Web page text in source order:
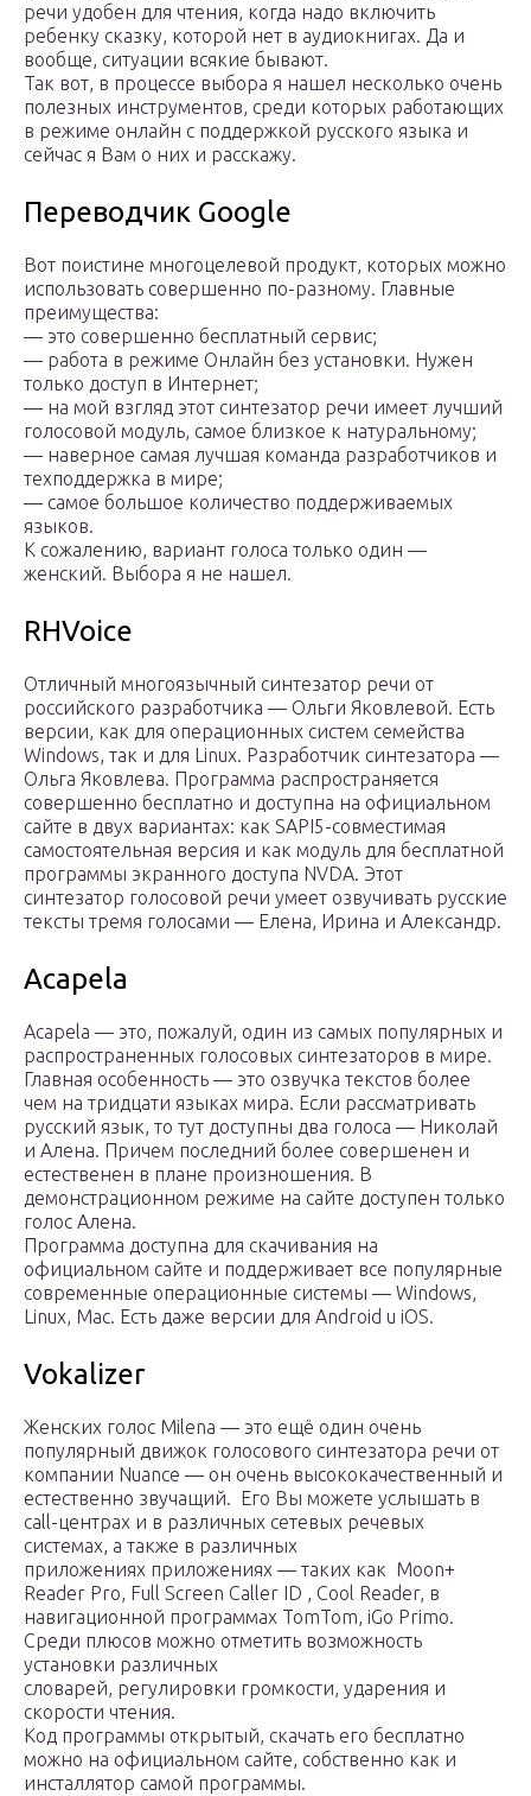
речи удобен для чтения, когда надо включить
ребенку сказку, которой нет в аудиокнигах. Да и
вообще, ситуации всякие бывают.
Так вот, в процессе выбора я нашел несколько очень
полезных инструментов, среди которых работающих
в режиме онлайн с поддержкой русского языка и
сейчас я Вам о них и расскажу.
Переводчик Google
Вот поистине многоцелевой продукт, которых можно
использовать совершенно по-разному. Главные
преимущества:
— это совершенно бесплатный сервис;
— работа в режиме Онлайн без установки. Нужен
только доступ в Интернет;
— на мой взгляд этот синтезатор речи имеет лучший
голосовой модуль, самое близкое к натуральному;
— наверное самая лучшая команда разработчиков и
техподдержка в мире;
— самое большое количество поддерживаемых
языков.
К сожалению, вариант голоса только один —
женский. Выбора я не нашел.
RHVoice
Отличный многоязычный синтезатор речи от
российского разработчика — Ольги Яковлевой. Есть
версии, как для операционных систем семейства
Windows, так и для Linux. Разработчик синтезатора —
Ольга Яковлева. Программа распространяется
совершенно бесплатно и доступна на официальном
сайте в двух вариантах: как SAPI5-совместимая
самостоятельная версия и как модуль для бесплатной
программы экранного доступа NVDA. Этот
синтезатор голосовой речи умеет озвучивать русские
тексты тремя голосами — Елена, Ирина и Александр.
Acapela
Acapela — это, пожалуй, один из самых популярных и
распространенных голосовых синтезаторов в мире.
Главная особенность — это озвучка текстов более
чем на тридцати языках мира. Если рассматривать
русский язык, то тут доступны два голоса — Николай
и Алена. Причем последний более совершенен и
естественен в плане произношения. В
демонстрационном режиме на сайте доступен только
голос Алена.
Программа доступна для скачивания на
официальном сайте и поддерживает все популярные
современные операционные системы — Windows,
Linux, Mac. Есть даже версии для Android u iOS.
Vokalizer
Женских голос Milena — это ещё один очень
популярный движок голосового синтезатора речи от
компании Nuance — он очень высококачественный и
естественно звучащий. Его Вы можете услышать в
call-центрах и в различных сетевых речевых
системах, а также в различных
приложениях приложениях — таких как Moon+
Reader Pro, Full Screen Caller ID , Cool Reader, в
навигационной программах TomTom, iGo Primo.
Среди плюсов можно отметить возможность
установки различных
словарей, регулировки громкости, ударения и
скорости чтения.
Код программы открытый, скачать его бесплатно
можно на официальном сайте, собственно как и
инсталлятор самой программы.